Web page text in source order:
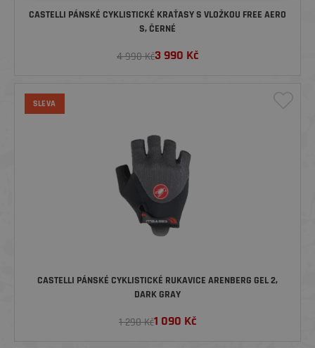
CASTELLI PÁNSKÉ CYKLISTICKÉ KRAŤASY S VLOŽKOU FREE AERO
S, ČERNÉ
4 990 Kč3 990 Kč
SLEVA
CASTELLI PÁNSKÉ CYKLISTICKÉ RUKAVICE ARENBERG GEL 2,
DARK GRAY
1 290 Kč1 090 Kč